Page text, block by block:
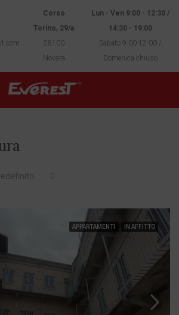
Corso
Torino, 29/a
28100
Novara
Lun - Ven 9:00 - 12:30 /
14:30 - 19:00
Sabato 9:00-12:00 /
Domenica chiuso
APPARTAMENTI IN AFFITTO